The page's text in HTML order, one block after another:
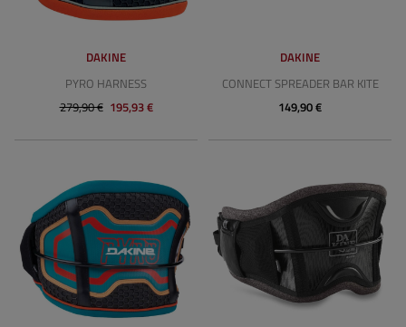
DAKINE
PYRO HARNESS
279,90 € 195,93 €
DAKINE
CONNECT SPREADER BAR KITE
149,90 €